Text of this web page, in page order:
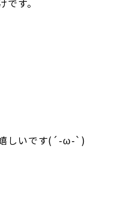
しいです(´-ω-`)